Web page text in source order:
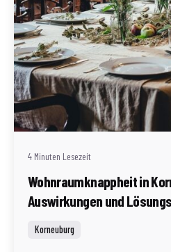
Geschrieben von
Redaktion Immofragen
4 Minuten Lesezeit
Wohnraumknappheit in
Auswirkungen und
Korneuburg